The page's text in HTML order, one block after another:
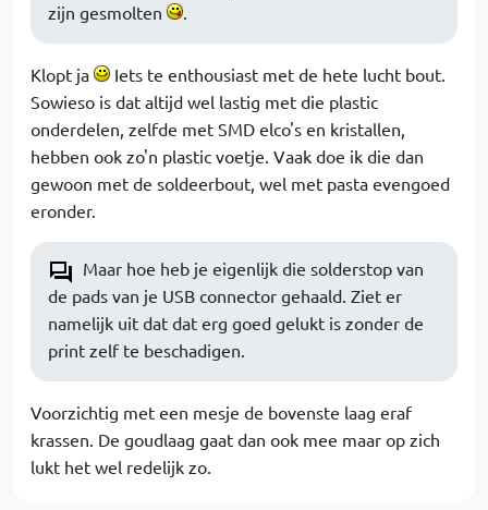
zijn gesmolten
.
Klopt ja
Iets te enthousiast met de hete lucht bout.
Sowieso is dat altijd wel lastig met die plastic
onderdelen, zelfde met SMD elco's en kristallen,
hebben ook zo'n plastic voetje. Vaak doe ik die dan
gewoon met de soldeerbout, wel met pasta evengoed
eronder.
Maar hoe heb je eigenlijk die solderstop van
de pads van je USB connector gehaald. Ziet er
namelijk uit dat dat erg goed gelukt is zonder de
print zelf te beschadigen.
Voorzichtig met een mesje de bovenste laag eraf
krassen. De goudlaag gaat dan ook mee maar op zich
lukt het wel redelijk zo.